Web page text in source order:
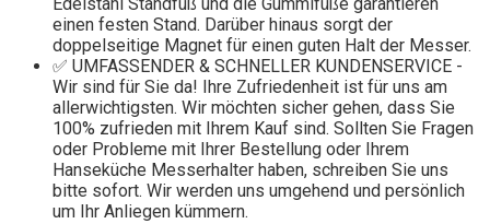
einen festen Stand. Darüber hinaus sorgt der
doppelseitige Magnet für einen guten Halt der Messer.
✅ UMFASSENDER & SCHNELLER KUNDENSERVICE -
Wir sind für Sie da! Ihre Zufriedenheit ist für uns am
allerwichtigsten. Wir möchten sicher gehen, dass Sie
100% zufrieden mit Ihrem Kauf sind. Sollten Sie Fragen
oder Probleme mit Ihrer Bestellung oder Ihrem
Hanseküche Messerhalter haben, schreiben Sie uns
bitte sofort. Wir werden uns umgehend und persönlich
um Ihr Anliegen kümmern.